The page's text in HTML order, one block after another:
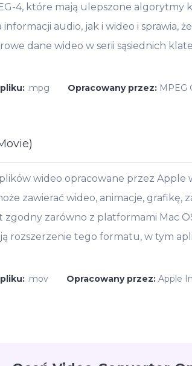
4, które mają ulepszone
audio, jak i wideo i sprawia,
dane wideo w serii sąsiednich
.mpg Opracowany przez: MPEG
wideo opracowane przez Apple
zawierać wideo, animacje, grafikę,
zarówno z platformami Mac
rozszerzenie tego formatu, w tym
.mov Opracowany przez: Apple